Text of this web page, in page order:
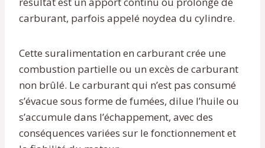
carburant, parfois appelé noydea du cylindre.
Cette suralimentation en carburant crée une
combustion partielle ou un excès de carburant
non brûlé. Le carburant qui n’est pas consumé
s’évacue sous forme de fumées, dilue l’huile ou
s’accumule dans l’échappement, avec des
conséquences variées sur le fonctionnement et